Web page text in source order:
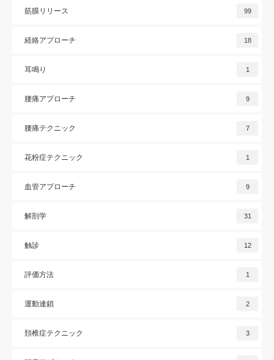
筋膜リリース 99
経絡アプローチ 18
耳鳴り 1
腰痛アプローチ 9
腰痛テクニック 7
花粉症テクニック 1
血管アプローチ 9
解剖学 31
触診 12
評価方法 1
運動連鎖 2
頚椎症テクニック 3